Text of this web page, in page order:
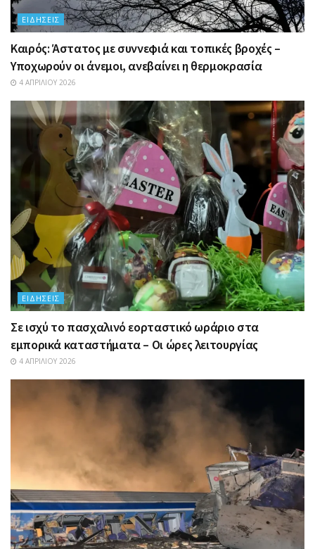
ΕΙΔΉΣΕΙΣ
Καιρός: Άστατος με συννεφιά και τοπικές βροχές –
Υποχωρούν οι άνεμοι, ανεβαίνει η θερμοκρασία
4 ΑΠΡΙΛΊΟΥ 2026
ΕΙΔΉΣΕΙΣ
Σε ισχύ το πασχαλινό εορταστικό ωράριο στα
εμπορικά καταστήματα – Οι ώρες λειτουργίας
4 ΑΠΡΙΛΊΟΥ 2026